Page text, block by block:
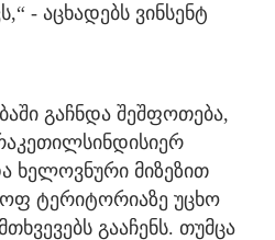
- აცხადებს ვინსენტ
გაჩნდა შეშფოთება,
ხელოვნური მიზეზით
ტერიტორიაზე უცხო
გააჩენს. თუმცა